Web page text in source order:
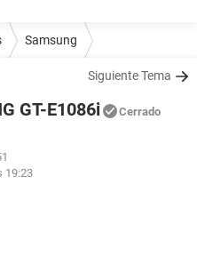
Samsung
Siguiente Tema
GT-E1086i Cerrado
19:23